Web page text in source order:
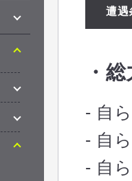
遭遇
・
- 自
- 自
- 自